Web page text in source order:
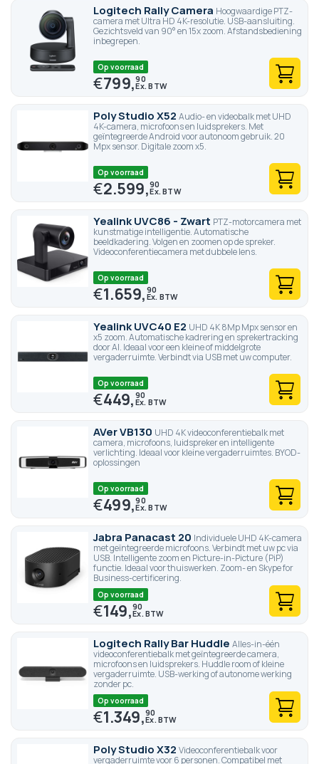
Logitech Rally Camera Hoogwaardige PTZ-
camera met Ultra HD 4K-resolutie. USB-aansluiting.
Gezichtsveld van 90° en 15x zoom. Afstandsbediening
inbegrepen.
Op voorraad
€799,90
Poly Studio X52 Audio- en videobalk met UHD
4K-camera, microfoons en luidsprekers. Met
geïntegreerde Android voor autonoom gebruik. 20
Mpx sensor. Digitale zoom x5.
Op voorraad
€2.599,90
Yealink UVC86 - Zwart PTZ-motorcamera met
kunstmatige intelligentie. Automatische
beeldkadering. Volgen en zoomen op de spreker.
Videoconferentiecamera met dubbele lens.
Op voorraad
€1.659,90
Yealink UVC40 E2 UHD 4K 8Mp Mpx sensor en
x5 zoom. Automatische kadrering en sprekertracking
door AI. Ideaal voor een kleine of middelgrote
vergaderruimte. Verbindt via USB met uw computer.
Op voorraad
€449,90
AVer VB130 UHD 4K videoconferentiebalk met
camera, microfoons, luidspreker en intelligente
verlichting. Ideaal voor kleine vergaderruimtes. BYOD-
oplossingen
Op voorraad
€499,90
Jabra Panacast 20 Individuele UHD 4K-camera
met geïntegreerde microfoons. Verbindt met uw pc via
USB. Intelligente zoom en Picture-in-Picture (PiP)
functie. Ideaal voor thuiswerken. Zoom- en Skype for
Business-certificering.
Op voorraad
€149,90
Logitech Rally Bar Huddle Alles-in-één
videoconferentiebalk met geïntegreerde camera,
microfoons en luidsprekers. Huddle room of kleine
vergaderruimte. USB-werking of autonome werking
zonder pc.
Op voorraad
€1.349,90
Poly Studio X32 Videoconferentiebalk voor
vergaderruimte voor 6 personen. Compatibel met